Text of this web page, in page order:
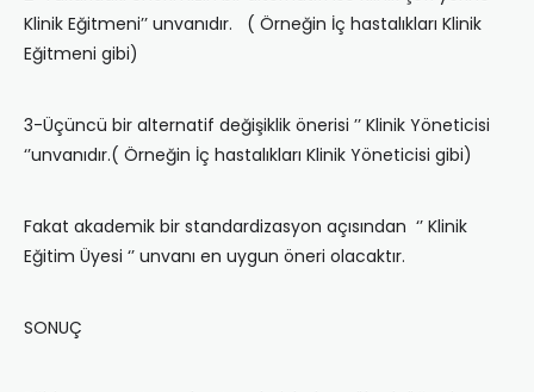
Klinik Eğitmeni’’ unvanıdır. ( Örneğin İç hastalıkları Klinik
Eğitmeni gibi)
3-Üçüncü bir alternatif değişiklik önerisi ’’ Klinik Yöneticisi
‘’unvanıdır.( Örneğin İç hastalıkları Klinik Yöneticisi gibi)
Fakat akademik bir standardizasyon açısından ‘’ Klinik
Eğitim Üyesi ‘’ unvanı en uygun öneri olacaktır.
SONUÇ